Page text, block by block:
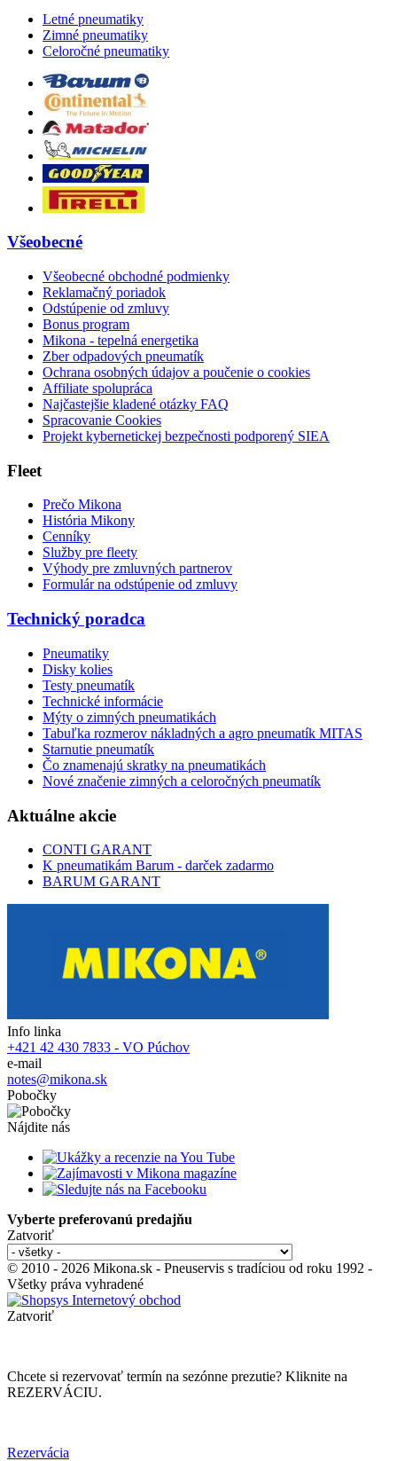
Letné pneumatiky
Zimné pneumatiky
Celoročné pneumatiky
Všeobecné
Všeobecné obchodné podmienky
Reklamačný poriadok
Odstúpenie od zmluvy
Bonus program
Mikona - tepelná energetika
Zber odpadových pneumatík
Ochrana osobných údajov a poučenie o cookies
Affiliate spolupráca
Najčastejšie kladené otázky FAQ
Spracovanie Cookies
Projekt kybernetickej bezpečnosti podporený SIEA
Fleet
Prečo Mikona
História Mikony
Cenníky
Služby pre fleety
Výhody pre zmluvných partnerov
Formulár na odstúpenie od zmluvy
Technický poradca
Pneumatiky
Disky kolies
Testy pneumatík
Technické informácie
Mýty o zimných pneumatikách
Tabuľka rozmerov nákladných a agro pneumatík MITAS
Starnutie pneumatík
Čo znamenajú skratky na pneumatikách
Nové značenie zimných a celoročných pneumatík
Aktuálne akcie
CONTI GARANT
K pneumatikám Barum - darček zadarmo
BARUM GARANT
Info linka
+421 42 430 7833 - VO Púchov
e-mail
notes@mikona.sk
Pobočky
Nájdite nás
Vyberte preferovanú predajňu
Zatvoriť
© 2010 - 2026 Mikona.sk - Pneuservis s tradíciou od roku 1992 -
Všetky práva vyhradené
Zatvoriť
Chcete si rezervovať termín na sezónne prezutie? Kliknite na
REZERVÁCIU.
Rezervácia